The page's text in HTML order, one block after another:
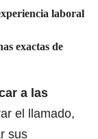
laboral
exactas de
a las
el llamado,
sus